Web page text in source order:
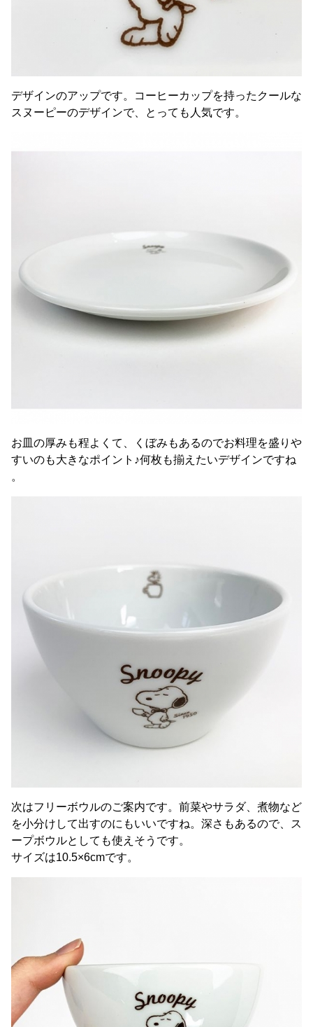
デザインのアップです。コーヒーカップを持ったクールな
スヌーピーのデザインで、とっても人気です。
お皿の厚みも程よくて、くぼみもあるのでお料理を盛りや
すいのも大きなポイント♪何枚も揃えたいデザインですね
。
次はフリーボウルのご案内です。前菜やサラダ、煮物など
を小分けして出すのにもいいですね。深さもあるので、ス
ープボウルとしても使えそうです。
サイズは10.5×6cmです。